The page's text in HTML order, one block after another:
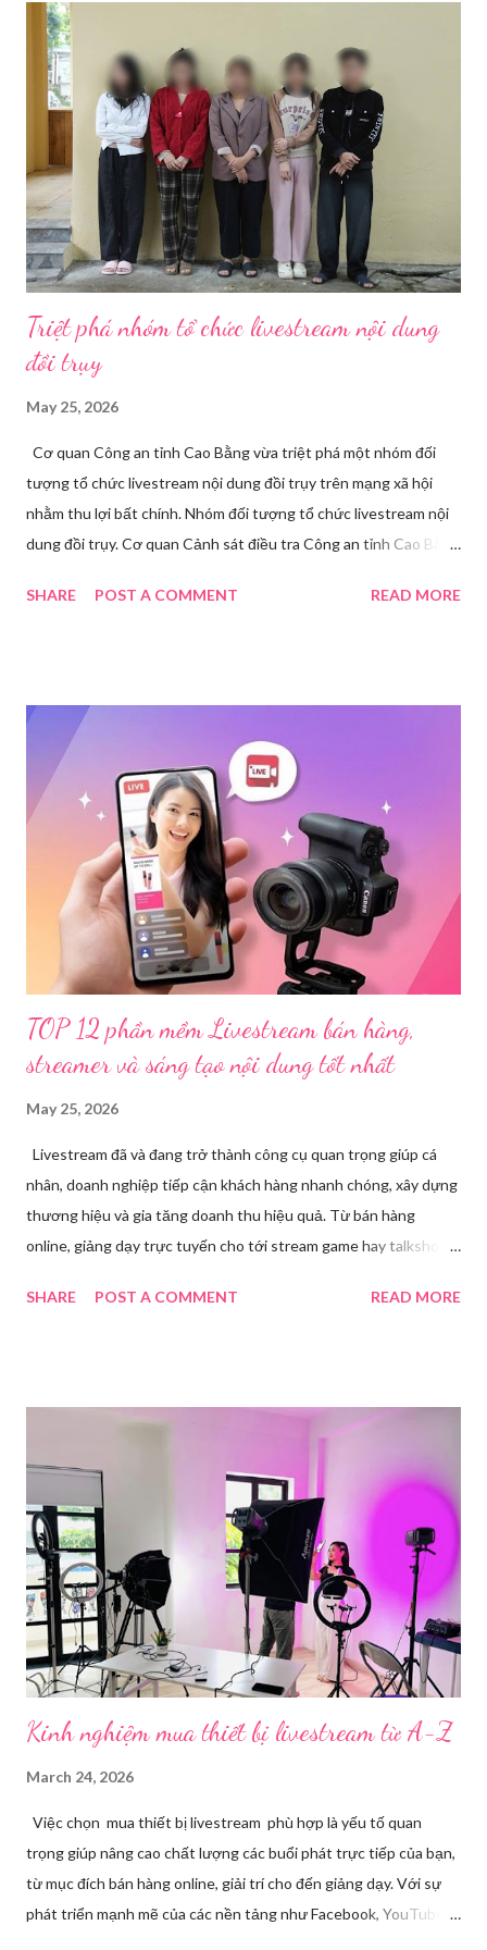
Thanh 1.1.1. Thân máy ảnh (Body máy
ảnh): Chọn máy ảnh có chất lượng ...
Triệt phá nhóm tổ chức livestream nội dung
đồi trụy
May 25, 2026
Cơ quan Công an tỉnh Cao Bằng vừa triệt phá một nhóm đối
tượng tổ chức livestream nội dung đồi trụy trên mạng xã hội
nhằm thu lợi bất chính. Nhóm đối tượng tổ chức livestream nội
dung đồi trụy. Cơ quan Cảnh sát điều tra Công an tỉnh Cao Bằng
tạm giam đối với Triệu Thị Dung về hành vi truyền bá văn hóa
dụng điện thoại xuất hiện các hoạt động phát trực tiếp nội dung
nhạy cảm, có dấu hiệu vi phạm pháp luật. Ngay sau khi tiếp
nhận, đơn vị đã nhanh chóng tổ chức xác minh, thu thập dữ liệu
để làm rõ. Kết quả điều tra ban đầu xác định, Triệu Thị Dung
(sinh năm 1994), trú tại xã Phủ Thông, tỉnh Thái Nguyên, cùng
một số đối tượng khác đã tham gia tổ chức livestream nội dung
đồi trụy nhằm mục đích thu lợi. Các đối tượng liên quan gồm
L.V.D (sinh ...
SHARE POST A COMMENT READ MORE
TOP 12 phần mềm Livestream bán hàng,
streamer và sáng tạo nội dung tốt nhất
May 25, 2026
Livestream đã và đang trở thành công cụ quan trọng giúp cá
nhân, doanh nghiệp tiếp cận khách hàng nhanh chóng, xây dựng
thương hiệu và gia tăng doanh thu hiệu quả. Từ bán hàng
online, giảng dạy trực tuyến cho tới stream game hay talkshow,
Trong bài viết dưới đây, chúng tôi sẽ giới thiệu chi tiết 12 công
mạng xã hội hoặc website theo thời gian thực. Để thực hiện
chuyên biệt giúp xử lý hình ảnh, âm thanh, hiệu ứng và kết nối ổn
định. Những công cụ hỗ trợ livestream chuyên biệt Hiện nay,
phần mềm Livestream không chỉ phục vụ streamer hay game thủ
mà còn là trợ thủ đắc lực cho nhà bán hàng online, giáo viên,
doanh nghiệp, nhà sáng tạo nội dung. Việc lựa chọn đúng phần
mềm sẽ giúp bu...
SHARE POST A COMMENT READ MORE
Kinh nghiệm mua thiết bị livestream​ từ A-Z
March 24, 2026
Việc chọn mua thiết bị livestream phù hợp là yếu tố quan
trọng giúp nâng cao chất lượng các buổi phát trực tiếp của bạn,
từ mục đích bán hàng online, giải trí cho đến giảng dạy. Với sự
phát triển mạnh mẽ của các nền tảng như Facebook, YouTube,